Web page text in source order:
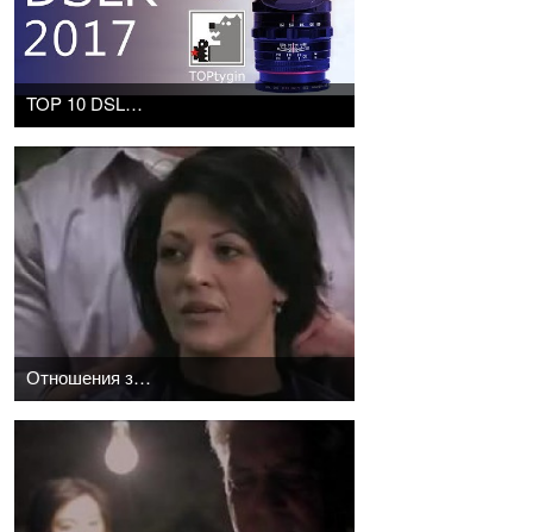
TOP 10 DSLR 2017 | ТОП 10 зеркалок 2017
Отношения заказчик-исполнитель